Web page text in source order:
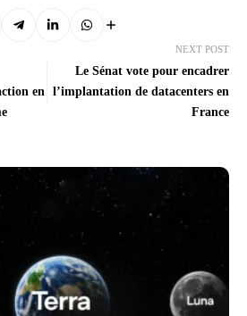
en
NEXT POST
Le Sénat vote pour encadrer
l’implantation de datacenters en
France